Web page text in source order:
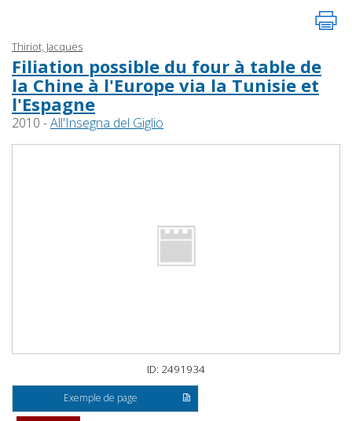
Thiriot, Jacques
Filiation possible du four à table de
la Chine à l'Europe via la Tunisie et
l'Espagne
2010 -All'Insegna del Giglio
ID: 2491934
Exemple de page